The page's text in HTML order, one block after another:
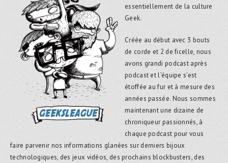
essentiellement de la culture
Geek.
Créée au début avec 3 bouts
de corde et 2 de ficelle, nous
avons grandi podcast après
podcast et l’équipe s’est
étoffée au fur et à mesure des
années passée. Nous sommes
maintenant une dizaine de
chroniqueur passionnés, à
chaque podcast pour vous
faire parvenir nos informations glanées sur derniers bijoux
technologiques, des jeux vidéos, des prochains blockbusters, des